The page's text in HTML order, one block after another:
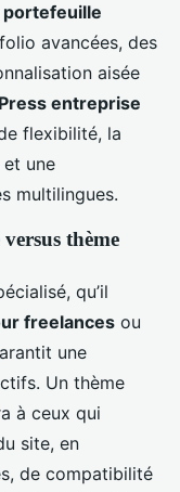
avancées, des
aisée
entreprise
flexibilité, la
une
multilingues.
thème
qu’il
freelances ou
une
Un thème
à ceux qui
site, en
de compatibilité